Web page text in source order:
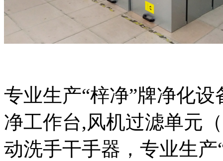
专业生产“梓净”牌净化
净工作台,风机过滤单元
动洗手干手器，专业生